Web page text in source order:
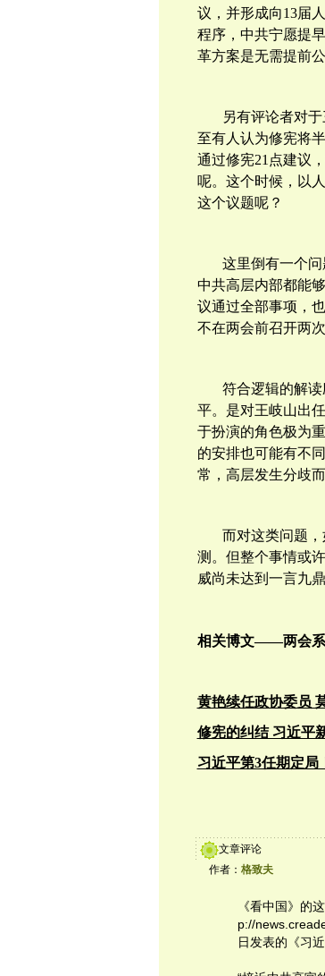
议，并形成向13届
程序，中共宁愿提
革方案是无需提前
另有评论者对
至有人认为修宪将
通过修宪21 点建议
呢。这个时候，以
这个议题呢？
这里倒有一个
中共高层内部都能
议通过全部事项，
不在两会前召开两
符合逻辑的解
平。是对王岐山出
于扮演的角色极为
的安排也可能有不
常，高层发生分歧
而对这类问题
测。但整个事情或
威尚未达到一言九
相关博文——两会
黄艳续任政协委员
修宪的纠结 习近平
习近平第3任期定局
文章评论
作者： 格致夫
《看中国》的
p://
日发表的《习